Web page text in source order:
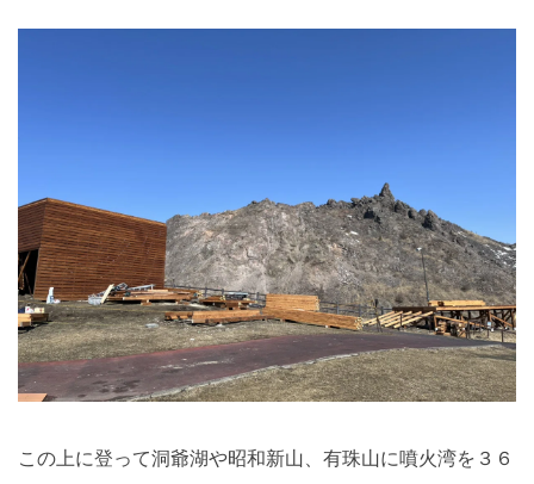
この上に登って洞爺湖や昭和新山、有珠山に噴火湾を３６